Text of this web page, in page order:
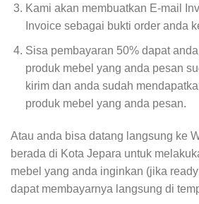
Kami akan membuatkan E-mail
Invoice sebagai bukti order anda
Sisa pembayaran 50% dapat
produk mebel yang anda pesan
kirim dan anda sudah
produk mebel yang anda pesan.
Atau anda bisa datang langsung ke
berada di Kota Jepara untuk
mebel yang anda inginkan (jika
dapat membayarnya langsung di